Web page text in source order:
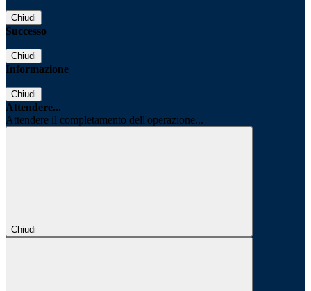
Chiudi
Successo
Chiudi
Informazione
Chiudi
Attendere...
Attendere il completamento dell'operazione...
Chiudi